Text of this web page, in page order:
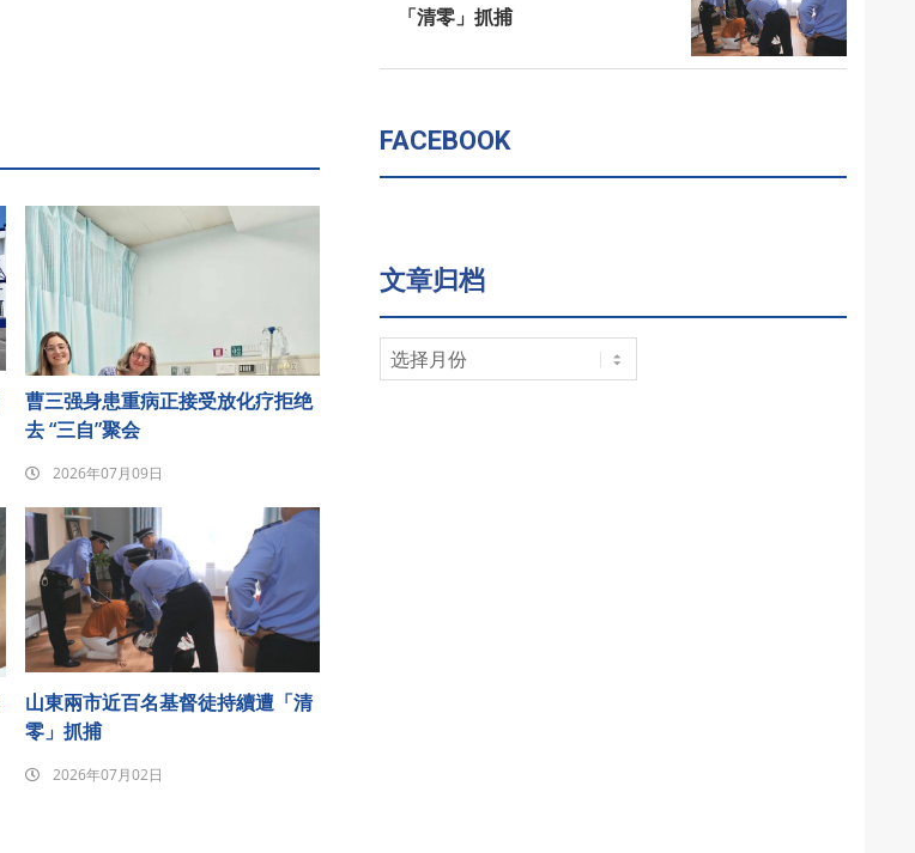
曹三强身患重病正接受放化疗拒绝
去 “三自”聚会
2026年07月09日
山東兩市近百名基督徒持續遭「清
零」抓捕
2026年07月02日
「清零」抓捕
FACEBOOK
文章归档
文
章